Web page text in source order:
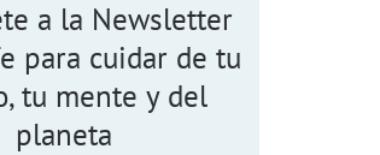
a la Newsletter
para cuidar de tu
tu mente y del
planeta